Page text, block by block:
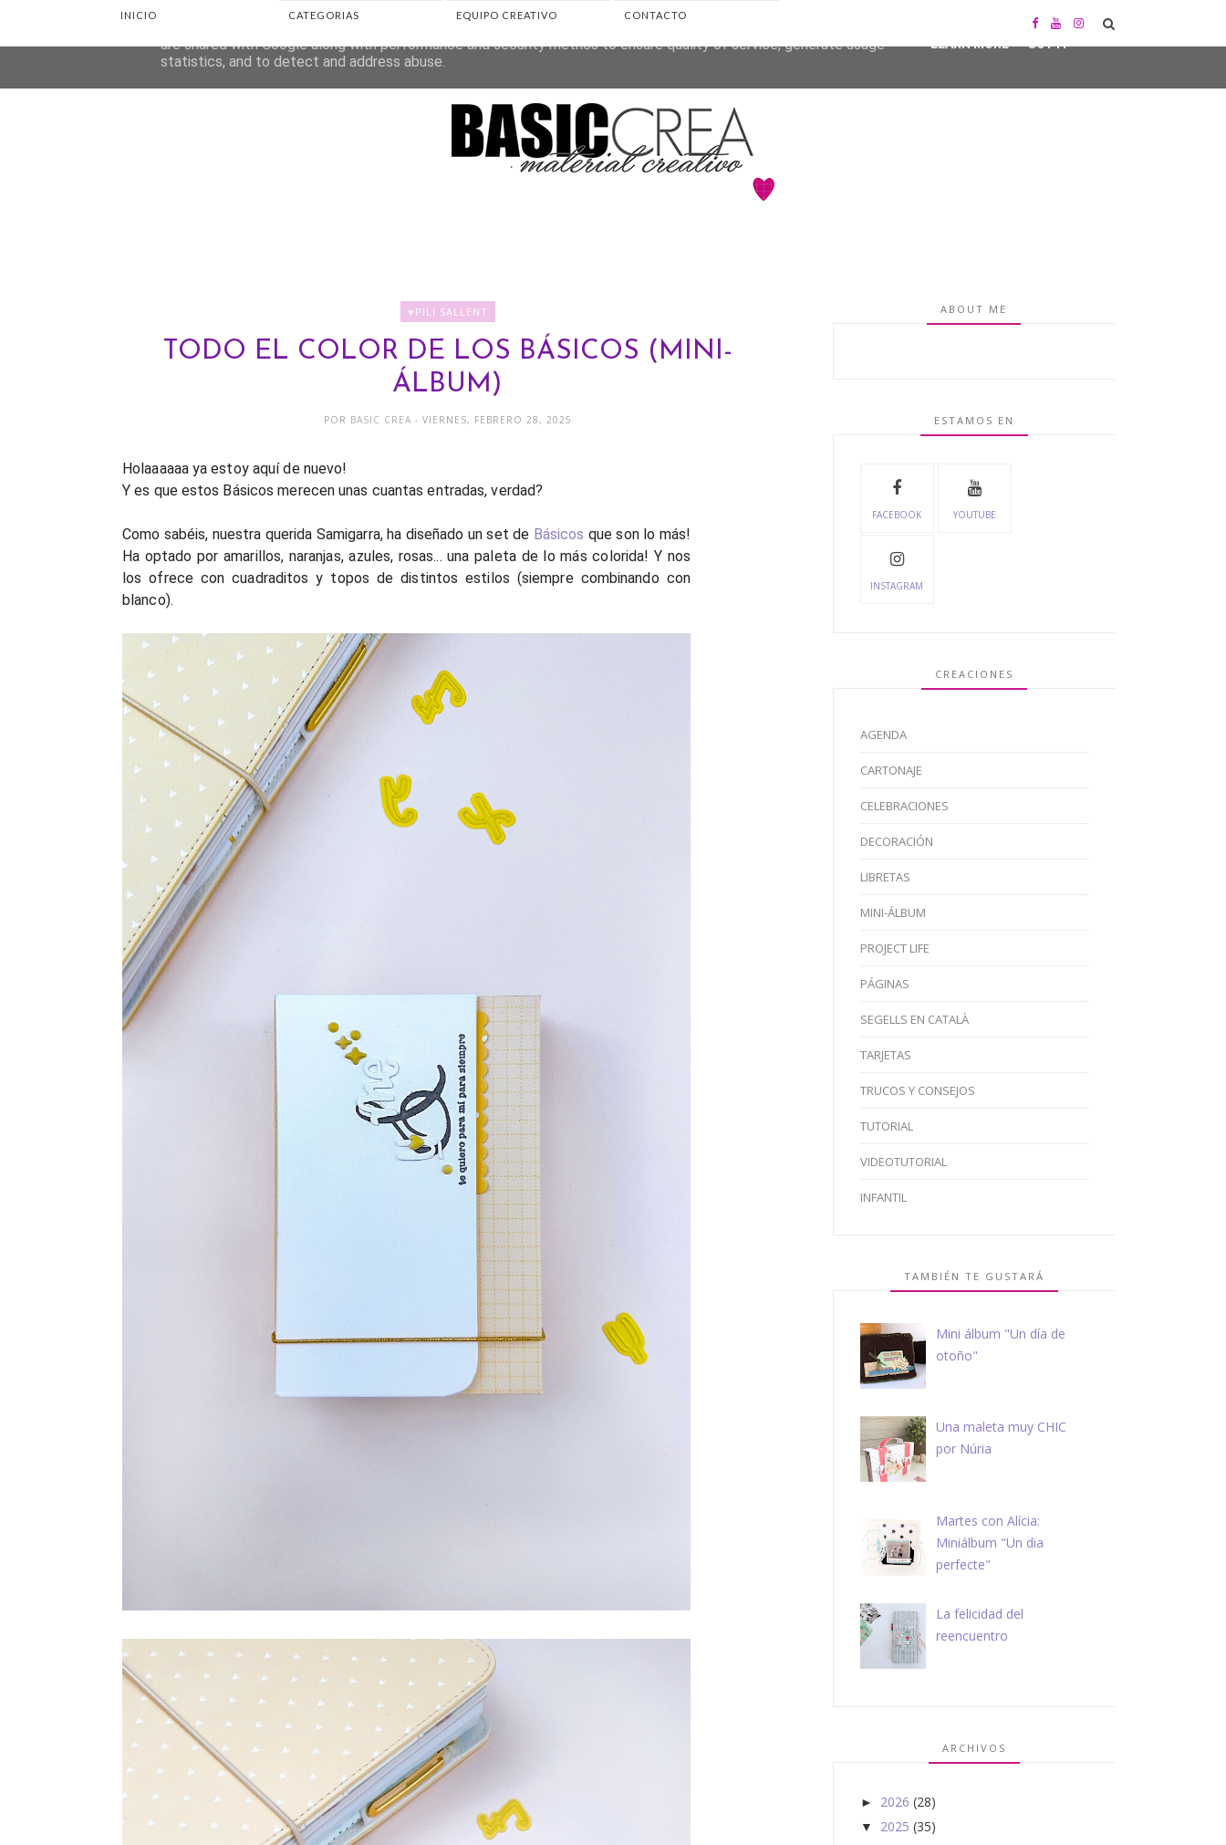
INICIO CATEGORIAS EQUIPO CREATIVO CONTACTO
♥PILI SALLENT
TODO EL COLOR DE LOS BÁSICOS (MINI-
ÁLBUM)
POR BASIC CREA - VIERNES, FEBRERO 28, 2025
Holaaaaaa ya estoy aquí de nuevo!
Y es que estos Básicos merecen unas cuantas entradas, verdad?
Como sabéis, nuestra querida Samigarra, ha diseñado un set de Básicos que son lo más!
Ha optado por amarillos, naranjas, azules, rosas... una paleta de lo más colorida! Y nos
los ofrece con cuadraditos y topos de distintos estilos (siempre combinando con
blanco).
ABOUT ME
ESTAMOS EN
FACEBOOK YOUTUBE
INSTAGRAM
CREACIONES
AGENDA
CARTONAJE
CELEBRACIONES
DECORACIÓN
LIBRETAS
MINI-ÁLBUM
PROJECT LIFE
PÁGINAS
SEGELLS EN CATALÀ
TARJETAS
TRUCOS Y CONSEJOS
TUTORIAL
VIDEOTUTORIAL
INFANTIL
TAMBIÉN TE GUSTARÁ
Mini álbum "Un día de
otoño"
Una maleta muy CHIC
por Núria
Martes con Alícia:
Miniálbum "Un dia
perfecte"
La felicidad del
reencuentro
ARCHIVOS
► 2026 (28)
▼ 2025 (35)
This site uses cookies from Google to deliver its services and to analyze traffic. Your IP address and user-agent
are shared with Google along with performance and security metrics to ensure quality of service, generate usage
statistics, and to detect and address abuse.
LEARN MORE GOT IT